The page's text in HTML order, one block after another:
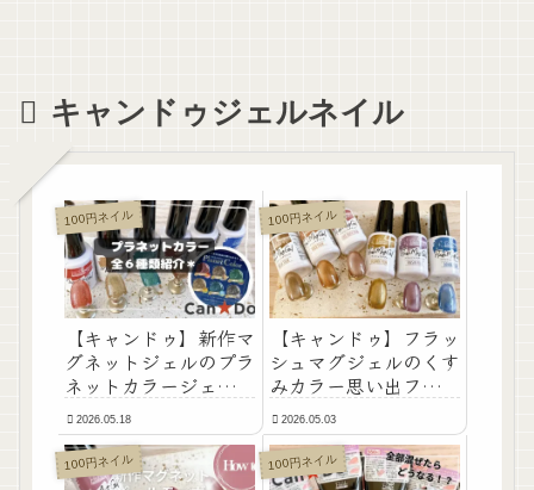
キャンドゥジェルネイル
100円ネイル
【キャンドゥ】新作マ
グネットジェルのプラ
ネットカラージェルの
全６色紹介します！
2026.05.18
100円ネイル
【キャンドゥ】フラッ
シュマグジェルのくす
みカラー思い出フィル
ムのカラージェル全６
種類を紹介します！
2026.05.03
100円ネイル 100円ネイル